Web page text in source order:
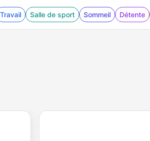
Travail Salle de sport Sommeil Détente